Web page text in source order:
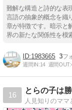
難解な構造と詩的な表
言語の抽象的概念を織
章が特徴です。暗示と
界の新たな関係性を模
1983665 3
週間IN:14 週間OUT:
16
とらの子は